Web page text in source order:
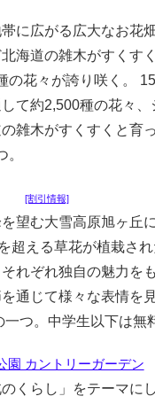
に広がる広大なお花
海道の雑木がすくす
の花々が誇り咲く。
て約2,500種の花々
雑木がすくすくと育っ
。
[割引情報]
望む大雪高原旭ヶ丘
超える草花が植栽さ
それぞれ独自の魅力を
通じて様々な表情を
一つ。中学生以下は無
園 カントリーガーデン
のくらし」をテーマに